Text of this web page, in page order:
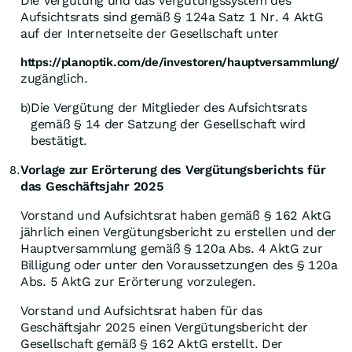
Aufsichtsrats sind gemäß § 124a Satz 1 Nr. 4 AktG
auf der Internetseite der Gesellschaft unter
https://planoptik.com/de/investoren/hauptversammlung/
zugänglich.
b)Die Vergütung der Mitglieder des Aufsichtsrats
gemäß § 14 der Satzung der Gesellschaft wird
bestätigt.
8.Vorlage zur Erörterung des Vergütungsberichts für
das Geschäftsjahr 2025
Vorstand und Aufsichtsrat haben gemäß § 162 AktG
jährlich einen Vergütungsbericht zu erstellen und der
Hauptversammlung gemäß § 120a Abs. 4 AktG zur
Billigung oder unter den Voraussetzungen des § 120a
Abs. 5 AktG zur Erörterung vorzulegen.
Vorstand und Aufsichtsrat haben für das
Geschäftsjahr 2025 einen Vergütungsbericht der
Gesellschaft gemäß § 162 AktG erstellt. Der